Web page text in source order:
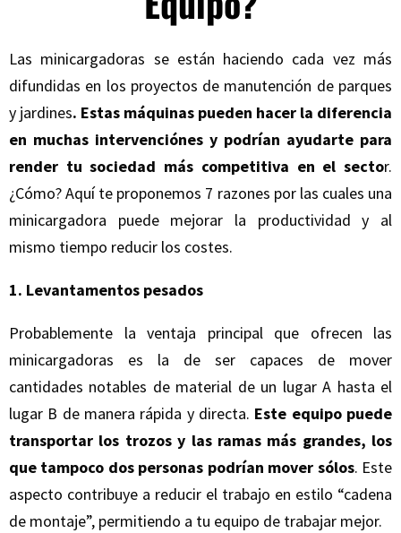
Las minicargadoras se están haciendo cada vez más
difundidas en los proyectos de manutención de parques
y jardines. Estas máquinas pueden hacer la diferencia
en muchas intervenciónes y podrían ayudarte para
render tu sociedad más competitiva en el sector.
¿Cómo? Aquí te proponemos 7 razones por las cuales una
minicargadora puede mejorar la productividad y al
mismo tiempo reducir los costes.
1. Levantamentos pesados
Probablemente la ventaja principal que ofrecen las
minicargadoras es la de ser capaces de mover
cantidades notables de material de un lugar A hasta el
lugar B de manera rápida y directa. Este equipo puede
transportar los trozos y las ramas más grandes, los
que tampoco dos personas podrían mover sólos. Este
aspecto contribuye a reducir el trabajo en estilo “cadena
de montaje”, permitiendo a tu equipo de trabajar mejor.